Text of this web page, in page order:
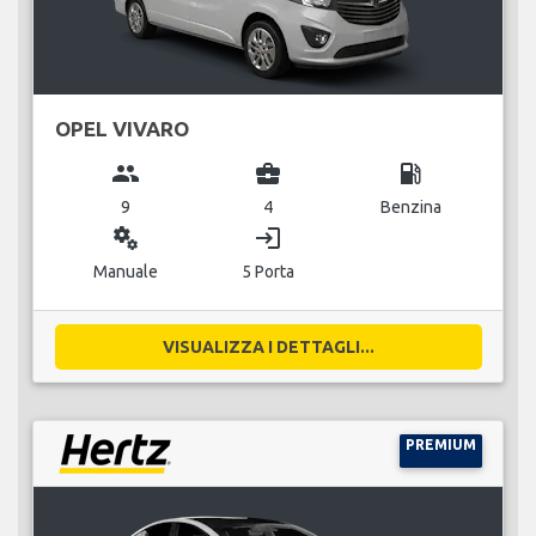
OPEL VIVARO
group
9
business_center
4
local_gas_station
Benzina
miscellaneous_services
Manuale
login
5 Porta
VISUALIZZA I DETTAGLI...
PREMIUM